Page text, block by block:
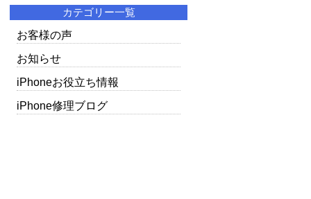
カテゴリー一覧
お客様の声
お知らせ
iPhoneお役立ち情報
iPhone修理ブログ